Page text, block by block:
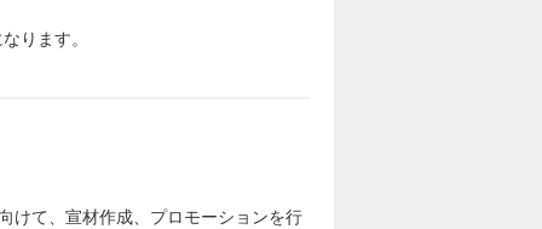
ります。
けて、宣材作成、プロモーションを行